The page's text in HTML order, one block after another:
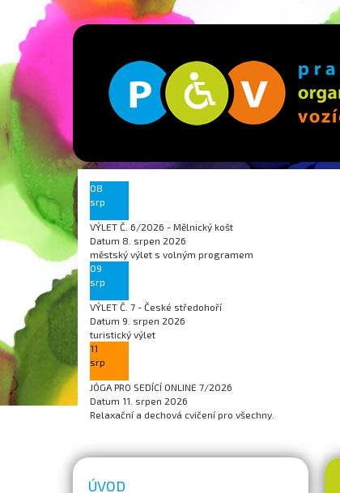
08
srp
VÝLET Č. 6/2026 - Mělnický košt
Datum 8. srpen 2026
městský výlet s volným programem
09
srp
VÝLET Č. 7 - České středohoří
Datum 9. srpen 2026
turistický výlet
11
srp
JÓGA PRO SEDÍCÍ ONLINE 7/2026
Datum 11. srpen 2026
Relaxační a dechová cvičení pro všechny.
ÚVOD